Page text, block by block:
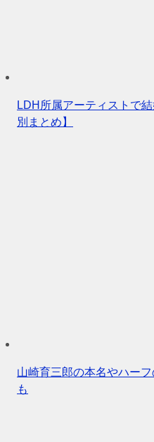
LDH所属アーティストで
別まとめ】
山崎育三郎の本名やハー
も